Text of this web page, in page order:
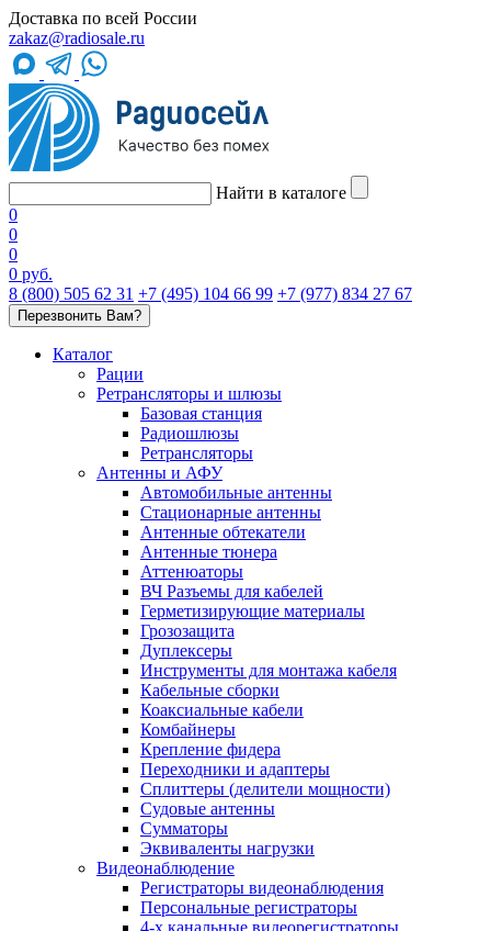
Доставка по всей России
zakaz@radiosale.ru
Найти в каталоге
0
0
0
0 руб.
8 (800) 505 62 31 +7 (495) 104 66 99 +7 (977) 834 27 67
Перезвонить Вам?
Каталог
Рации
Ретрансляторы и шлюзы
Базовая станция
Радиошлюзы
Ретрансляторы
Антенны и АФУ
Автомобильные антенны
Стационарные антенны
Антенные обтекатели
Антенные тюнера
Аттенюаторы
ВЧ Разъемы для кабелей
Герметизирующие материалы
Грозозащита
Дуплексеры
Инструменты для монтажа кабеля
Кабельные сборки
Коаксиальные кабели
Комбайнеры
Крепление фидера
Переходники и адаптеры
Сплиттеры (делители мощности)
Судовые антенны
Сумматоры
Эквиваленты нагрузки
Видеонаблюдение
Регистраторы видеонаблюдения
Персональные регистраторы
4-х канальные видеорегистраторы